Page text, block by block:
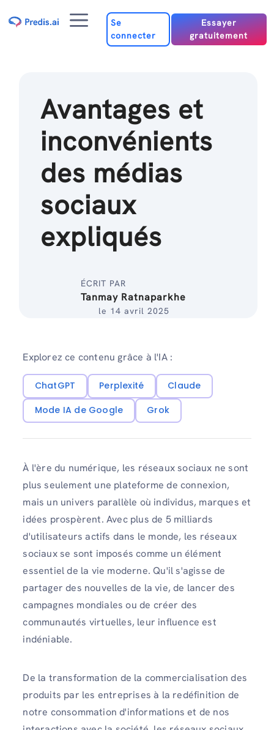
au
Menu
Se
connecter
Essayer
gratuitement
Avantages et
inconvénients
des médias
sociaux
expliqués
ÉCRIT PAR
Tanmay Ratnaparkhe
le 14 avril 2025
Explorez ce contenu grâce à l'IA :
ChatGPT Perplexité
Claude
Mode IA de Google
Grok
À l'ère du numérique, les réseaux sociaux ne sont
plus seulement une plateforme de connexion,
mais un univers parallèle où individus, marques et
idées prospèrent. Avec plus de 5 milliards
d'utilisateurs actifs dans le monde, les réseaux
sociaux se sont imposés comme un élément
essentiel de la vie moderne. Qu'il s'agisse de
partager des nouvelles de la vie, de lancer des
campagnes mondiales ou de créer des
communautés virtuelles, leur influence est
indéniable.
De la transformation de la commercialisation des
produits par les entreprises à la redéfinition de
notre consommation d'informations et de nos